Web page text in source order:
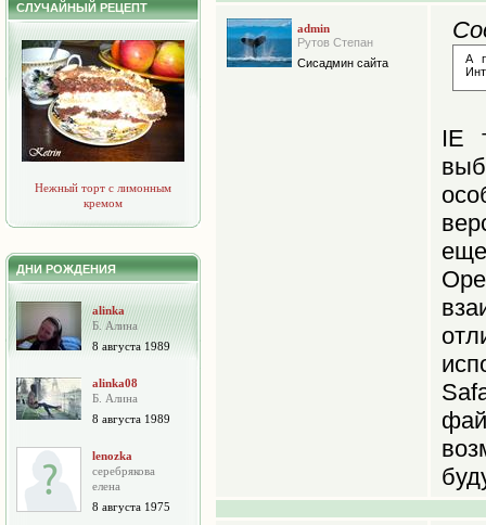
СЛУЧАЙНЫЙ РЕЦЕПТ
Нежный торт с лимонным
кремом
ДНИ РОЖДЕНИЯ
alinka
Б. Алина
8 августа 1989
alinka08
Б. Алина
8 августа 1989
lenozka
серебрякова
елена
8 августа 1975
admin
Рутов Степан
Сисадмин сайта
А
IE